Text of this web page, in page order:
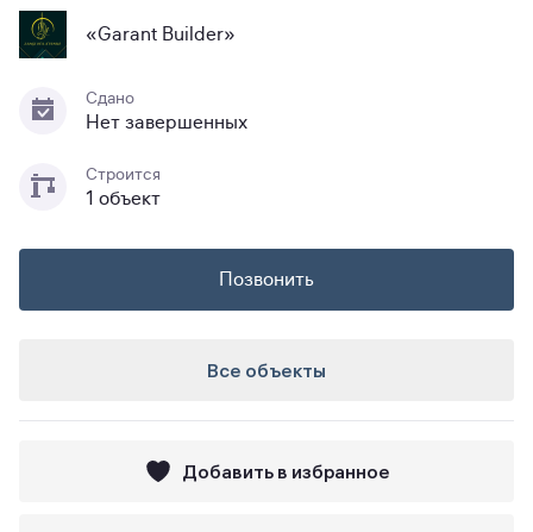
«Garant Builder»
Сдано
Нет завершенных
Строится
1 объект
Позвонить
Все объекты
Добавить в избранное